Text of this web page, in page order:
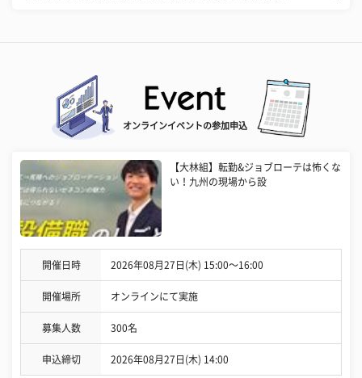
オンラインイベントの参加申込
【大林組】転勤&ジョブローテは怖くな
い！九州の現場から設
開催日時 2026年08月27日(木) 15:00〜16:00
開催場所 オンラインにて実施
募集人数 300名
申込締切 2026年08月27日(木) 14:00